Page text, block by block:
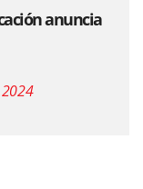
anuncia